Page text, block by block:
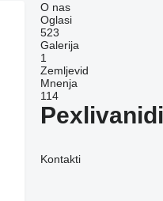
O nas
Oglasi
523
Galerija
1
Zemljevid
Mnenja
114
Kontakti